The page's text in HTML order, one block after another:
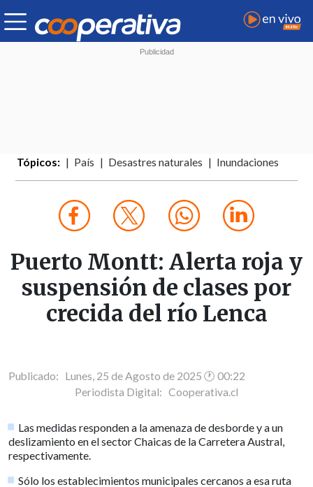
Tópicos: País Desastres naturales Inundaciones
Puerto Montt: Alerta roja y
suspensión de clases por
crecida del río Lenca
Publicado: Lunes, 25 de Agosto de 2025 🕐 00:22
Periodista Digital: Cooperativa.cl
Las medidas responden a la amenaza de desborde y a un
deslizamiento en el sector Chaicas de la Carretera Austral,
respectivamente.
Sólo los establecimientos municipales cercanos a esa ruta